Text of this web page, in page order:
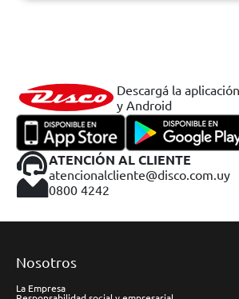
Descargá la
y Android
ATENCIÓN AL CLIENTE
atencionalcliente@disco.com.uy
0800 4242
Nosotros
La Empresa